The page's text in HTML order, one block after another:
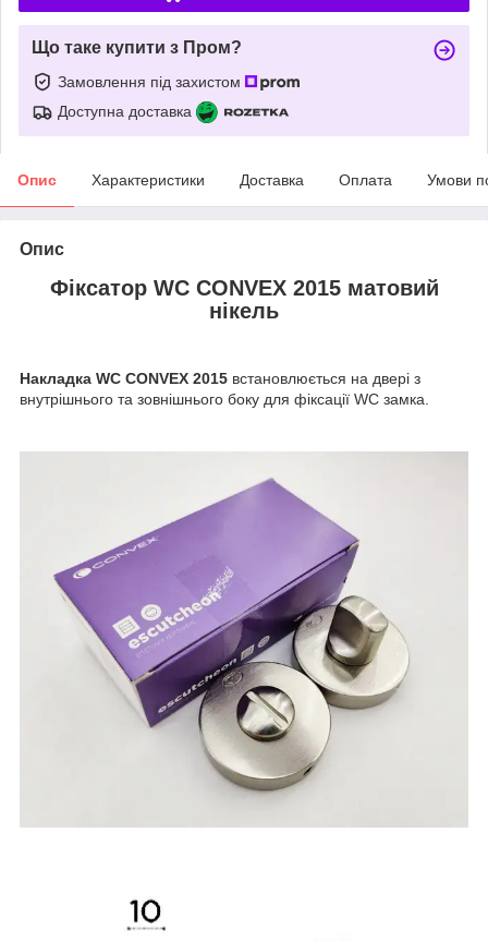
Що таке купити з Пром?
Замовлення під захистом
Доступна доставка
Опис Характеристики Доставка Оплата Умови
Опис
Фіксатор WC CONVEX 2015 матовий
нікель
Накладка WC CONVEX 2015 встановлюється на двері з
внутрішнього та зовнішнього боку для фіксації WC замка.